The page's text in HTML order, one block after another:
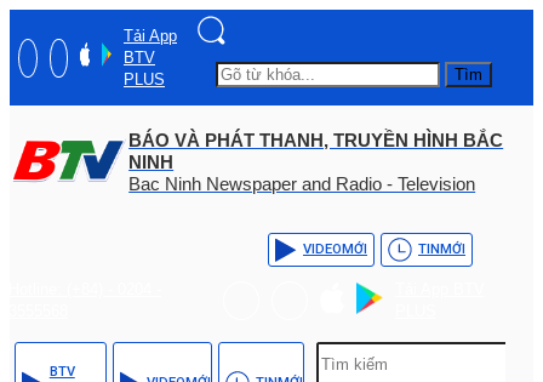
Tải App
BTV
PLUS
Tìm
BÁO VÀ PHÁT THANH, TRUYỀN HÌNH BẮC
NINH
Bac Ninh Newspaper and Radio - Television
VIDEOMỚI TINMỚI
BTV